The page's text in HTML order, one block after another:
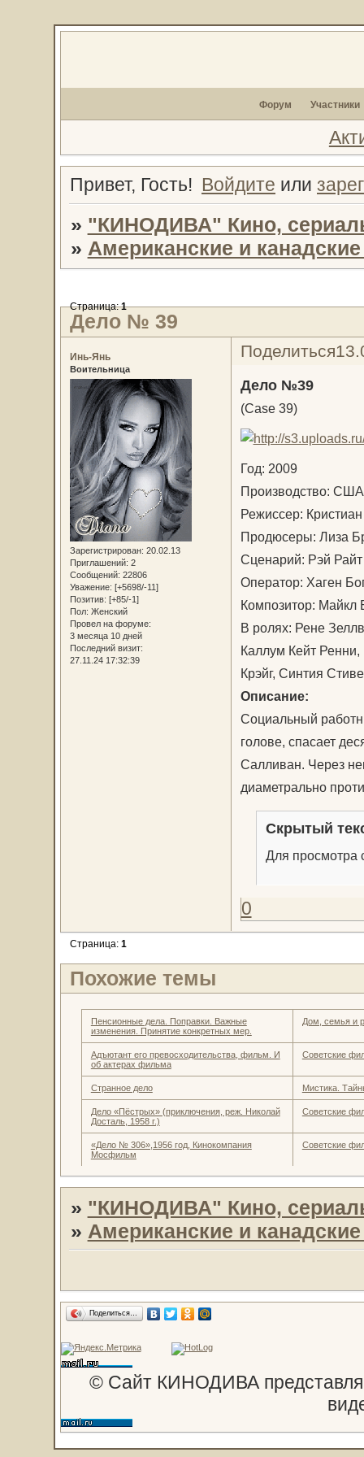
Форум Участники
Привет, Гость! Войдите или
» "КИНОДИВА" Кино,
» Американские и
Дело № 39
Страница:1
Поделиться
Инь-Янь
Воительница
Зарегистрирован: 20.02.13
Приглашений: 2
Сообщений: 22806
Уважение: [+5698/-11]
Позитив: [+85/-1]
Пол: Женский
Провел на форуме:
3 месяца 10 дней
Последний визит:
27.11.24 17:32:39
Дело №39
(Case 39)
Год: 2009
Производство:
Режиссер:
Продюсеры: Лиза
Сценарий: Рэй
Оператор: Хаген
Композитор: Майкл
В ролях: Рене
Каллум Кейт
Крэйг, Синтия
Описание:
Социальный
голове, спасает
Салливан. Через
диаметрально
Скрытый
Для просмотра
0
Страница: 1
Похожие темы
Пенсионные дела. Поправки. Важные
изменения. Принятие конкретных мер.
Дом, семья и
Адъютант его превосходительства, фильм. И
об актерах фильма
Советские
Странное дело Мистика.
Дело «Пёстрых» (приключения, реж. Николай
Досталь, 1958 г.)
Советские
«Дело № 306»,1956 год, Кинокомпания
Мосфильм
Советские
» "КИНОДИВА" Кино,
» Американские и
Поделиться…
© Сайт КИНОДИВА